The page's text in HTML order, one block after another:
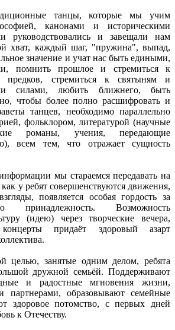
танцы, которые мы учим
канонами и историческими
руководствовались и завещали нам
хват, каждый шаг, "пружина", выпад,
значение и учат нас быть едиными,
помнить прошлое и стремиться к
предков, стремиться к святыням и
силами, любить ближнего, быть
чтобы более полно расшифровать и
танцев, необходимо параллельно
фольклором, литературой (научные
романы, учения, передающие
всем тем, что отражает сущность
мы стараемся передавать на
как у ребят совершенствуются движения,
появляется особая гордость за
принадлежность. Возможность
(идею) через творческие вечера,
придаёт здоровый азарт
целью, занятые одним делом, ребята
дружной семьёй. Поддерживают
и радостные мгновения жизни,
партнерами, образовывают семейные
здоровое потомство, с первых дней
к Отечеству.